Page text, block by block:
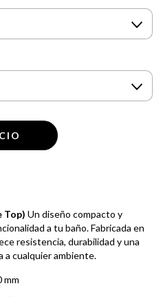
Top) Un diseño compacto y
a tu baño. Fabricada en
resistencia, durabilidad y una
a cualquier ambiente.
mm